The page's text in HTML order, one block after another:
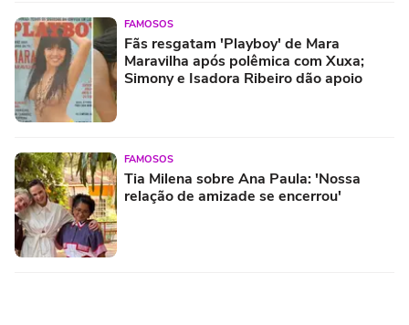
FAMOSOS
Fãs resgatam 'Playboy' de Mara
Maravilha após polêmica com Xuxa;
Simony e Isadora Ribeiro dão apoio
FAMOSOS
Tia Milena sobre Ana Paula: 'Nossa
relação de amizade se encerrou'